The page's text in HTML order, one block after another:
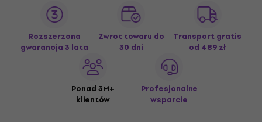
Rozszerzona
gwarancja 3 lata
Zwrot towaru do
30 dni
Transport gratis
od 489 zł
Ponad 3M+
klientów
Profesjonalne
wsparcie